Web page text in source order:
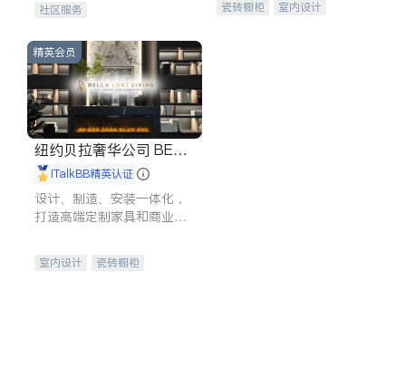
携手建设包容、公平、充满
社区服务
台面，多种优质不锈钢水
瓷砖橱柜
室内设计
精英会员
纽约贝拉奢华公司 BELL
A LUXE
iTalkBB精英认证
设计、制造、安装一体化，
打造高端定制家具和商业空
室内设计
瓷砖橱柜